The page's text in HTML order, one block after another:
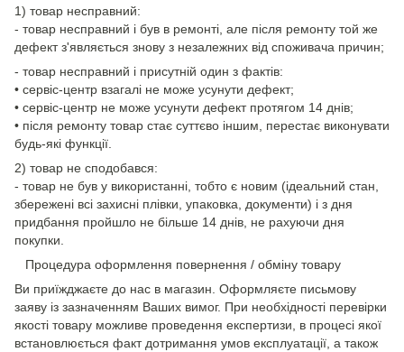
1) товар несправний:
- товар несправний і був в ремонті, але після ремонту той же
дефект з'являється знову з незалежних від споживача причин;
- товар несправний і присутній один з фактів:
• сервіс-центр взагалі не може усунути дефект;
• сервіс-центр не може усунути дефект протягом 14 днів;
• після ремонту товар стає суттєво іншим, перестає виконувати
будь-які функції.
2) товар не сподобався:
- товар не був у використанні, тобто є новим (ідеальний стан,
збережені всі захисні плівки, упаковка, документи) і з дня
придбання пройшло не більше 14 днів, не рахуючи дня
покупки.
Процедура оформлення повернення / обміну товару
Ви приїжджаєте до нас в магазин. Оформляєте письмову
заяву із зазначенням Ваших вимог. При необхідності перевірки
якості товару можливе проведення експертизи, в процесі якої
встановлюється факт дотримання умов експлуатації, а також